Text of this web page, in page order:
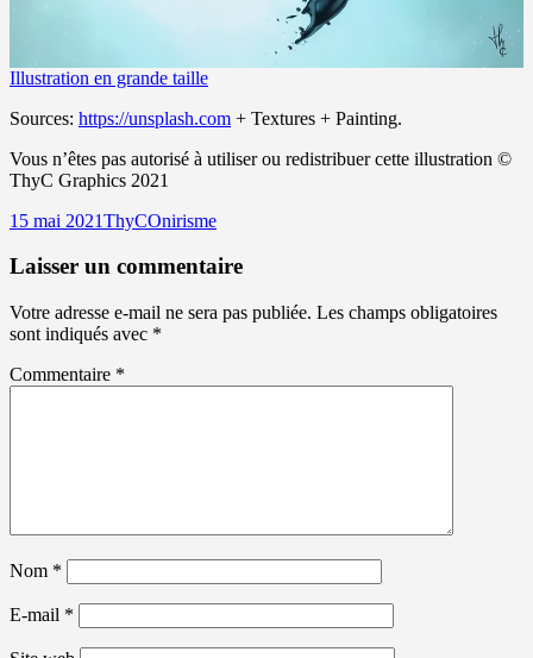
Illustration en grande taille
Sources: https://unsplash.com + Textures + Painting.
Vous n’êtes pas autorisé à utiliser ou redistribuer cette illustration ©
ThyC Graphics 2021
Publié
15 mai 2021Auteur
ThyCCatégories
Onirisme
Laisser un commentaire
Votre adresse e-mail ne sera pas publiée. Les champs obligatoires
sont indiqués avec *
Commentaire *
Nom *
E-mail *